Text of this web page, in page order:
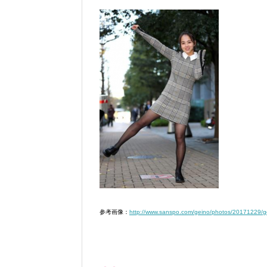
参考画像： http://www.sanspo.com/geino/photos/20171229/